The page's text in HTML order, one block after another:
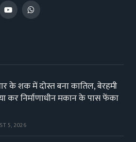
YouTubeWhatsApp
के शक में दोस्त बना कातिल, बेरहमी
कर निर्माणाधीन मकान के पास फेंका
5, 2026